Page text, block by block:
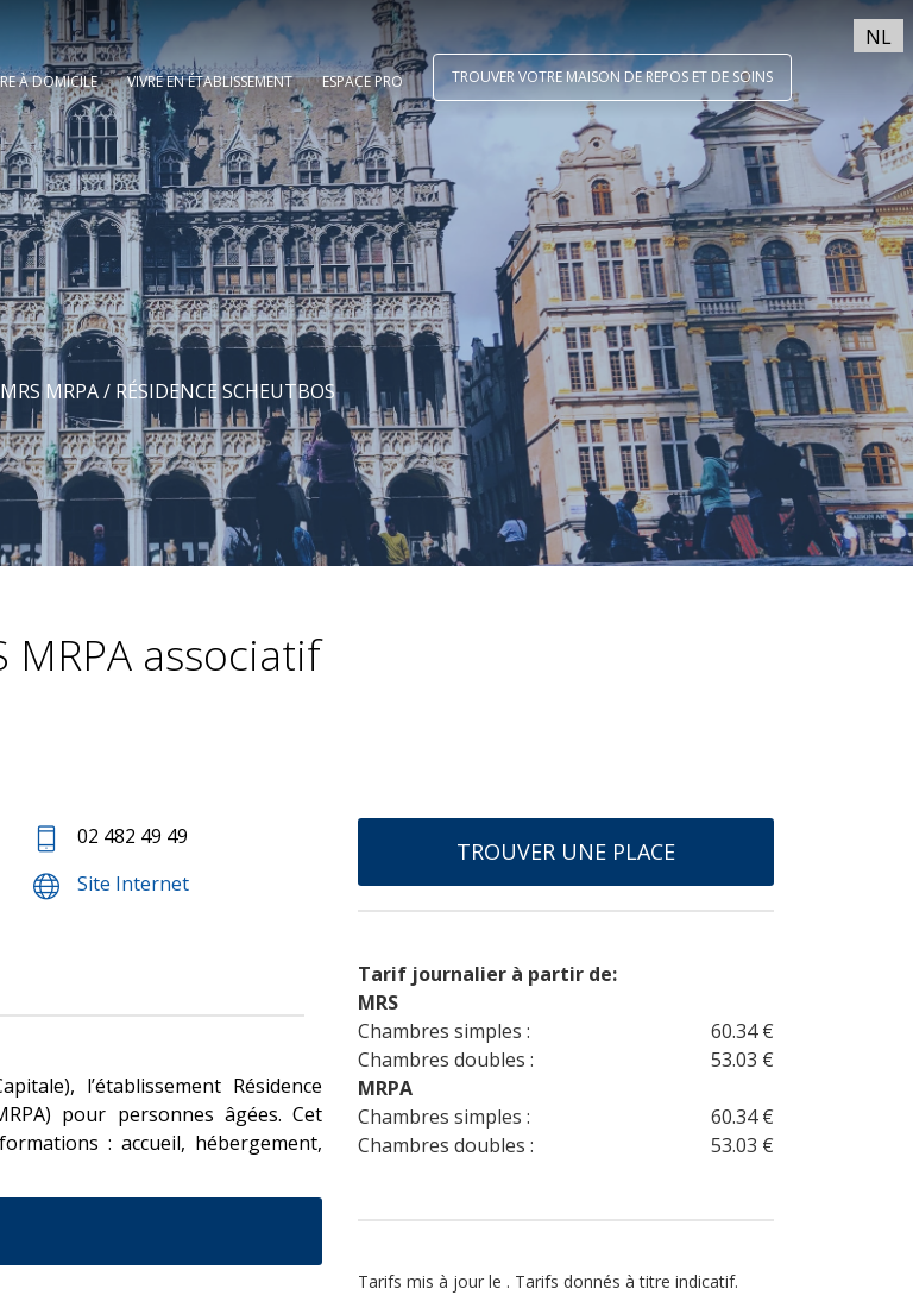
NL
À DOMICILE VIVRE EN ÉTABLISSEMENT ESPACE PRO TROUVER VOTRE MAISON DE REPOS ET DE SOINS
MRS MRPA/ RÉSIDENCE SCHEUTBOS
MRPA associatif
02 482 49 49
Site Internet
l’établissement Résidence
pour personnes âgées. Cet
: accueil, hébergement,
TROUVER UNE PLACE
Tarif journalier à partir de:
MRS
Chambres simples :
60.34 €
Chambres doubles :
53.03 €
MRPA
Chambres simples :
60.34 €
Chambres doubles :
53.03 €
Tarifs mis à jour le . Tarifs donnés à titre indicatif.